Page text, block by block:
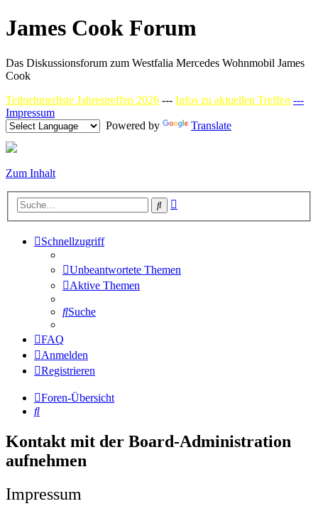
James Cook Forum
Das Diskussionsforum zum Westfalia Mercedes Wohnmobil James
Cook
Teilnehmerliste Jahrestreffen 2026 --- Infos zu aktuellen Treffen ---
Impressum
Powered by
Translate
Zum Inhalt
Suche
Schnellzugriff
Unbeantwortete Themen
Aktive Themen
Suche
FAQ
Anmelden
Registrieren
Foren-Übersicht
Suche
Kontakt mit der Board-Administration
aufnehmen
Impressum